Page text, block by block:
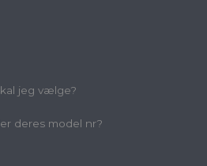
jeg vælge?
deres model nr?